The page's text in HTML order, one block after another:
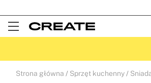
Open
Strona główna Sprzęt kuchenny